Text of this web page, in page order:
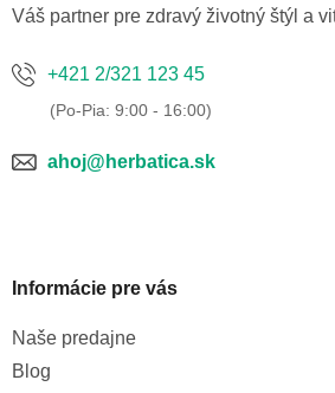
Váš partner pre zdravý životný štýl a
+421 2/321 123 45
ahoj@herbatica.sk
Informácie pre vás
Naše predajne
Blog